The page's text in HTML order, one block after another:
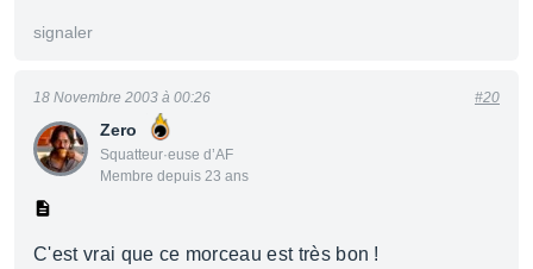
signaler
Zero
Squatteur·euse d’AF
Membre depuis 23 ans
18 Novembre 2003 à 00:26 #20
C'est vrai que ce morceau est très bon !